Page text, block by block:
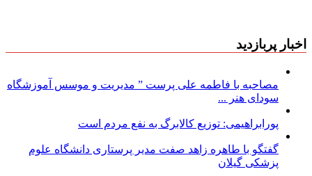
اخبار پربازدید
مصاحبه با فاطمه علی پرست ” مدیریت و موسس آموزشگاه
سودای هنر ...
پورابراهیمی: توزیع کالابرگ به نفع مردم است
گفتگو با طاهره زاهد صفت مدیر پرستاری دانشگاه علوم
پزشکی گیلان